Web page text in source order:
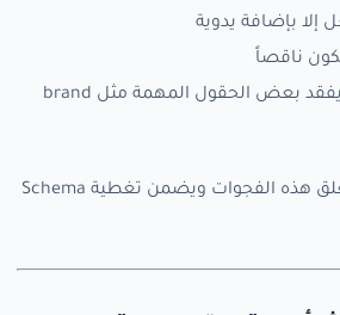
Product Schema قد يفقد بعض الحقول المهمة مثل brand
تطبيق مثل RankX SEO يُغلق هذه الفجوات ويضمن تغطية Schema